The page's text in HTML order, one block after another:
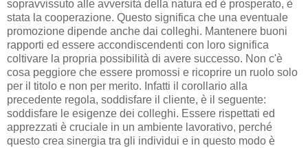
sopravvissuto alle avversità della natura ed è prosperato, è
stata la cooperazione. Questo significa che una eventuale
promozione dipende anche dai colleghi. Mantenere buoni
rapporti ed essere accondiscendenti con loro significa
coltivare la propria possibilità di avere successo. Non c'è
cosa peggiore che essere promossi e ricoprire un ruolo solo
per il titolo e non per merito. Infatti il corollario alla
precedente regola, soddisfare il cliente, è il seguente:
soddisfare le esigenze dei colleghi. Essere rispettati ed
apprezzati è cruciale in un ambiente lavorativo, perché
questo crea sinergia tra gli individui e in questo modo è